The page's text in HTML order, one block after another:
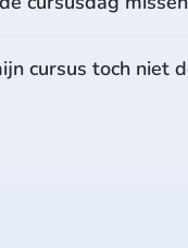
cursus toch niet